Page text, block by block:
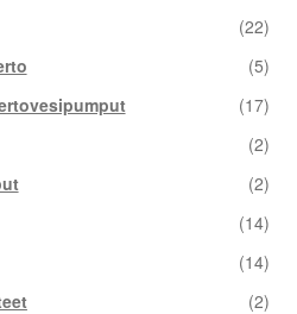
(22)
(5)
(17)
(2)
(2)
(14)
(14)
(2)